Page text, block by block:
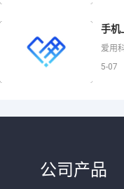
手机
5-07
公司产品